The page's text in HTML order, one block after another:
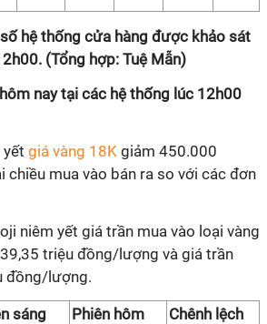
hệ thống cửa hàng được khảo sát
(Tổng hợp: Tuệ Mẫn)
nay tại các hệ thống lúc 12h00
yết giá vàng 18K giảm 450.000
mua vào bán ra so với các đơn
niêm yết giá trần mua vào loại vàng
triệu đồng/lượng và giá trần
đồng/lượng.
sáng
Phiên hôm
Chênh lệch